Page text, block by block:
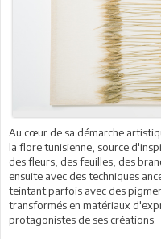
Au cœur de sa démarche
la flore tunisienne, source
des fleurs, des feuilles, des
ensuite avec des techniques
teintant parfois avec des
transformés en matériaux
protagonistes de ses créations.